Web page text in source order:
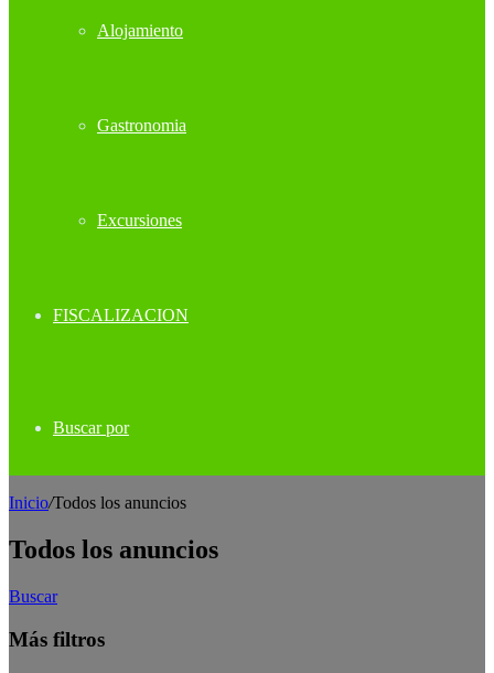
Alojamiento
Gastronomia
Excursiones
FISCALIZACION
Buscar por
Inicio/Todos los anuncios
Todos los anuncios
Buscar
Más filtros